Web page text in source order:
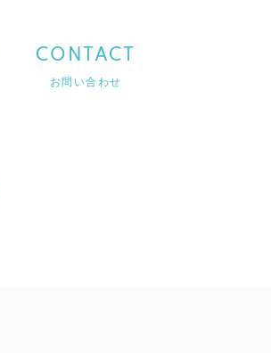
CONTACT
お問い合わせ